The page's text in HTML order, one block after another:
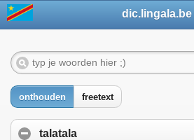
dic.lingala.be
onthouden freetext
talatala